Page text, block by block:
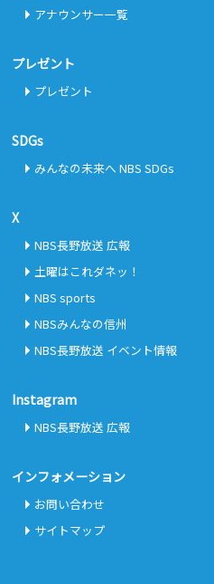
アナウンサー一覧
プレゼント
プレゼント
SDGs
みんなの未来へ NBS SDGs
X
NBS長野放送 広報
土曜はこれダネッ！
NBS sports
NBSみんなの信州
NBS長野放送 イベント情報
Instagram
NBS長野放送 広報
インフォメーション
お問い合わせ
サイトマップ